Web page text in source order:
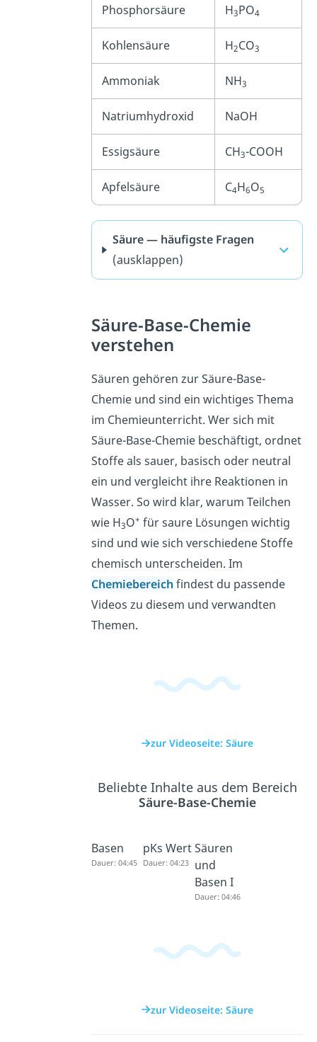
Phosphorsäure H3PO4
Kohlensäure H2CO3
Ammoniak NH3
Natriumhydroxid NaOH
Essigsäure CH3-COOH
Apfelsäure C4H6O5
Säure — häufigste Fragen
(ausklappen)
Säure-Base-Chemie
verstehen
Säuren gehören zur Säure-Base-
Chemie und sind ein wichtiges Thema
im Chemieunterricht. Wer sich mit
Säure-Base-Chemie beschäftigt, ordnet
Stoffe als sauer, basisch oder neutral
ein und vergleicht ihre Reaktionen in
Wasser. So wird klar, warum Teilchen
wie H3O+ für saure Lösungen wichtig
sind und wie sich verschiedene Stoffe
chemisch unterscheiden. Im
Chemiebereich findest du passende
Videos zu diesem und verwandten
Themen.
zur Videoseite: Säure
Beliebte Inhalte aus dem Bereich
Säure-Base-Chemie
Basen
Dauer: 04:45
pKs Wert
Dauer: 04:23
Säuren
und
Basen I
Dauer: 04:46
zur Videoseite: Säure